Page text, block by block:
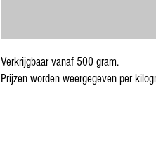
Verkrijgbaar vanaf 500 gram.
Prijzen worden weergegeven per